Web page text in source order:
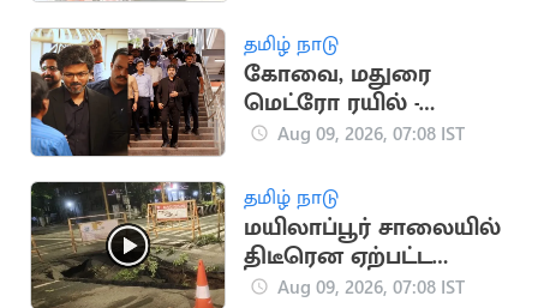
அருண்ராஜ்
தமிழ் நாடு
கோவை, மதுரை
மெட்ரோ ரயில் -
தமிழக அரசு புதிய
Aug 09, 2026, 07:08 IST
தமிழ் நாடு
மயிலாப்பூர் சாலையில்
திடீரென ஏற்பட்ட
பள்ளத்தால் வாகன
Aug 09, 2026, 07:08 IST